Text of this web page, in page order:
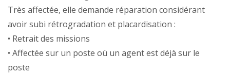
Très affectée, elle demande réparation considérant
avoir subi rétrogradation et placardisation :
• Retrait des missions
• Affectée sur un poste où un agent est déjà sur le
poste